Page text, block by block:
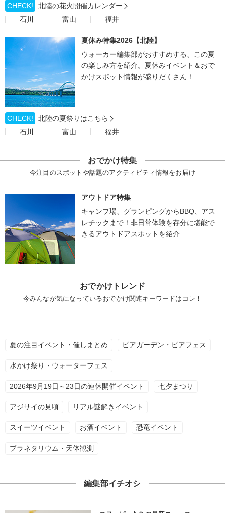
CHECK!
北陸の花火開催カレンダー
石川
富山 福井
夏休み特集2026【北陸】
ウォーカー編集部がおすすめする、この夏
の楽しみ方を紹介。夏休みイベント＆おで
かけスポット情報が盛りだくさん！
CHECK!
北陸の夏祭りはこちら
石川
富山 福井
おでかけ特集
今注目のスポットや話題のアクティビティ情報をお届け
アウトドア特集
キャンプ場、グランピングからBBQ、アス
レチックまで！非日常体験を存分に堪能で
きるアウトドアスポットを紹介
おでかけトレンド
今みんなが気になっているおでかけ関連キーワードはコレ！
夏の注目イベント・催しまとめ ビアガーデン・ビアフェス
水かけ祭り・ウォーターフェス
2026年9月19日～23日の連休開催イベント 七夕まつり
アジサイの見頃 リアル謎解きイベント
スイーツイベント お酒イベント 恐竜イベント
プラネタリウム・天体観測
編集部イチオシ